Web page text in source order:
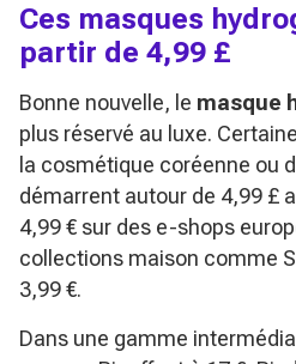
Ces masques
partir de 4,99 £
Bonne nouvelle, le masque
plus réservé au luxe.
la cosmétique coréenne ou
démarrent autour de 4,99 £
4,99 € sur des e-shops
collections maison comme
3,99 €.
Dans une gamme